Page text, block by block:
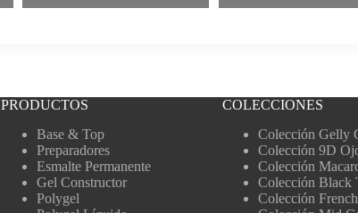
PRODUCTOS
Base & Top
Preparadores
Esmalte Permanente
Gel Constructor
Polygel
COLECCIONES
Colección Gelly
Colección 9D
Colección
Colección Black
Colección French